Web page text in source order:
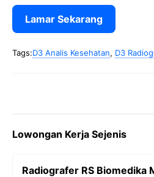
Lamar Sekarang
Tags:D3 Analis Kesehatan, D3
Lowongan Kerja Sejenis
Radiografer RS Biomedika